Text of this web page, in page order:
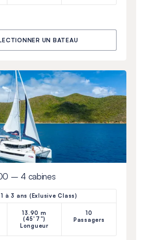
UN BATEAU
– 4 cabines
1 à 3 ans (Exlusive Class)
13.90 m
(45'7")
Longueur
10
Passagers